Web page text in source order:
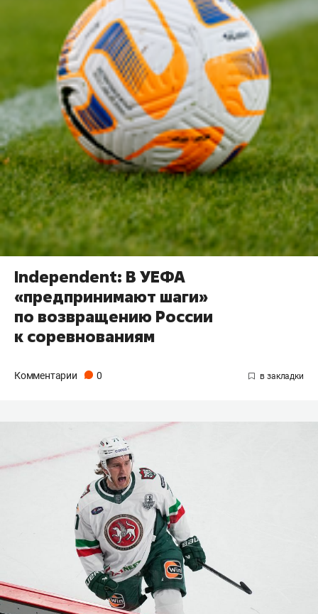
Independent: В УЕФА
«предпринимают шаги»
по возвращению России
к соревнованиям
Комментарии 0